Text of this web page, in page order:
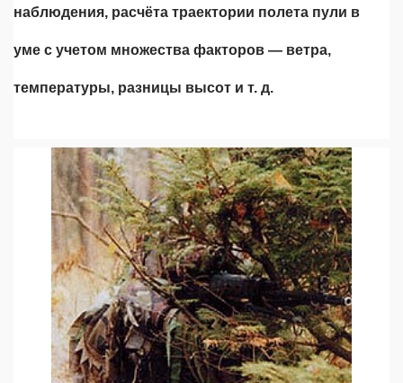
наблюдения, расчёта траектории полета пули в
уме с учетом множества факторов — ветра,
температуры, разницы высот и т. д.